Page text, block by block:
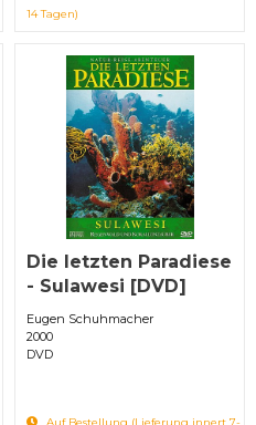
14 Tagen)
Die letzten Paradiese
- Sulawesi [DVD]
Eugen Schuhmacher
2000
DVD